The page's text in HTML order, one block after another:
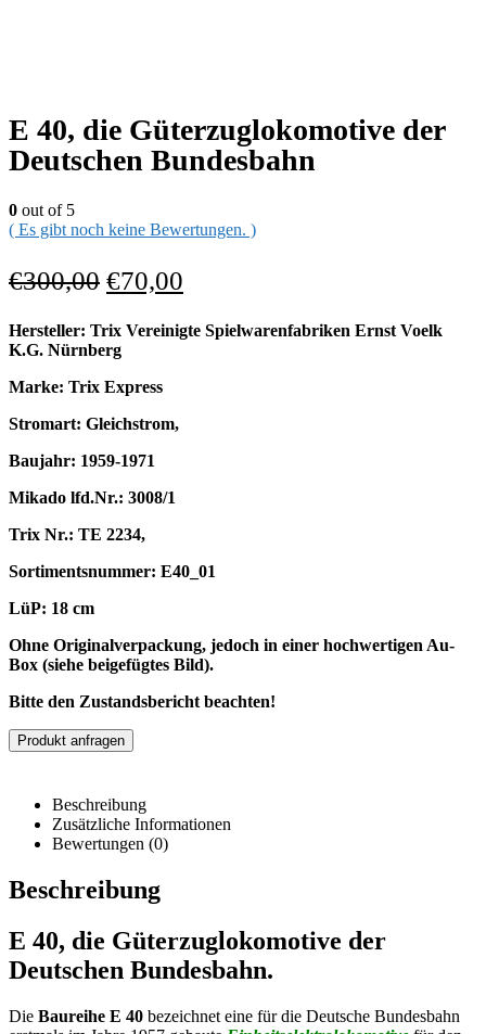
E 40, die Güterzuglokomotive der
Deutschen Bundesbahn
0 out of 5
( Es gibt noch keine Bewertungen. )
€300,00 €70,00
Hersteller: Trix Vereinigte Spielwarenfabriken Ernst Voelk
K.G. Nürnberg
Marke: Trix Express
Stromart: Gleichstrom,
Baujahr: 1959-1971
Mikado lfd.Nr.: 3008/1
Trix Nr.: TE 2234,
Sortimentsnummer: E40_01
LüP: 18 cm
Ohne Originalverpackung, jedoch in einer hochwertigen Au-
Box (siehe beigefügtes Bild).
Bitte den Zustandsbericht beachten!
Produkt anfragen
Beschreibung
Zusätzliche Informationen
Bewertungen (0)
Beschreibung
E 40, die Güterzuglokomotive der
Deutschen Bundesbahn.
Die Baureihe E 40 bezeichnet eine für die Deutsche Bundesbahn